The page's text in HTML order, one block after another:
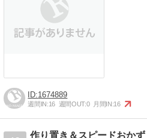
1674889
週間IN:16 週間OUT:0 月間IN:16
作り置き＆スピードおか